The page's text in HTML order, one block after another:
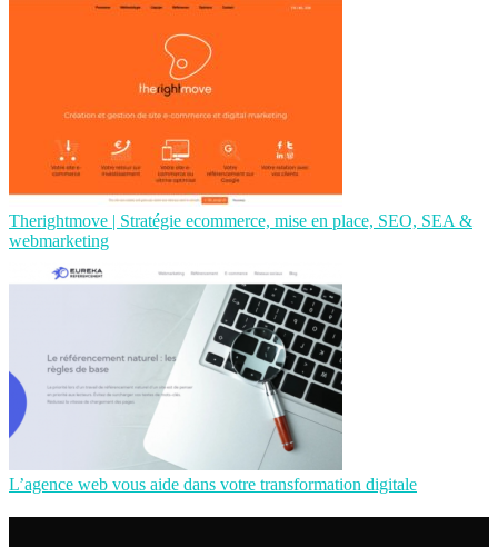
Therightmo­ve | Stratégie ecommerce, mise en place, SEO, SEA &
web­mar­ke­ting
L’agence web vous aide dans votre transformation digitale